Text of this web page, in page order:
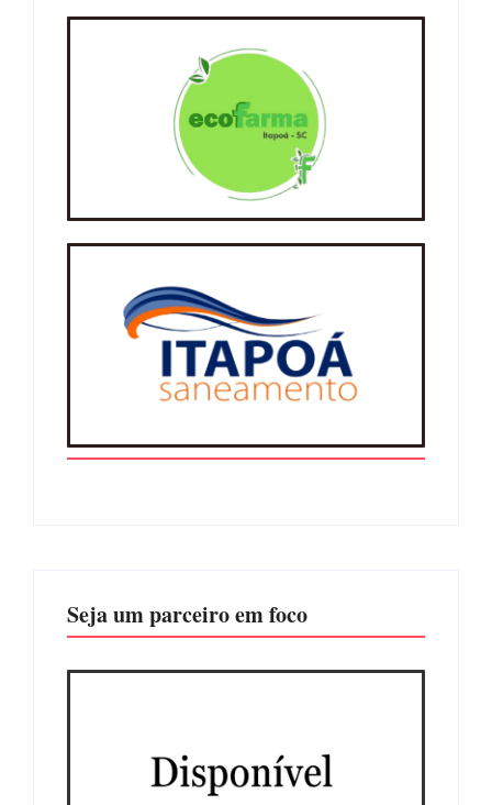
Seja um parceiro em foco